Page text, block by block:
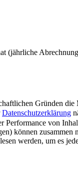
(jährliche
Gründen
Datenschutzerklärung
Performance von
können
werden, um es